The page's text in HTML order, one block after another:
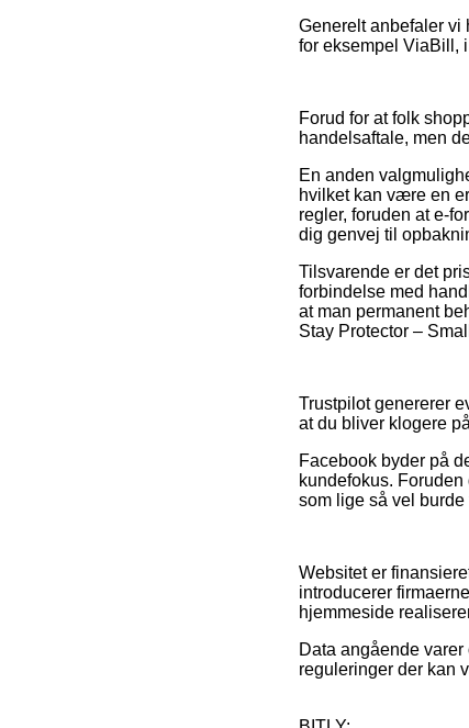
Generelt anbefaler vi
for eksempel ViaBill,
Forud for at folk
handelsaftale, men
En anden
hvilket kan være en
regler, foruden at e-
dig genvej til
Tilsvarende er det
forbindelse med
at man permanent
Stay Protector –
Trustpilot genererer
at du bliver klogere
Facebook byder på
kundefokus.
som lige så vel
Websitet er
introducerer
hjemmeside
Data angående
reguleringer der kan